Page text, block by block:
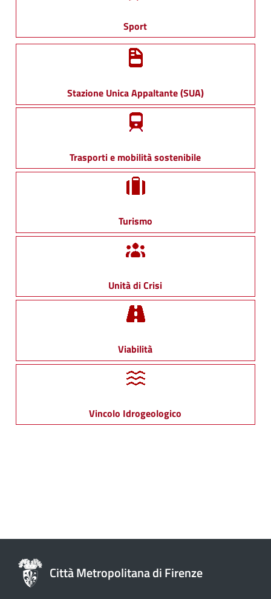
Sport
Stazione Unica Appaltante (SUA)
Trasporti e mobilità sostenibile
Turismo
Unità di Crisi
Viabilità
Vincolo Idrogeologico
Città Metropolitana di Firenze